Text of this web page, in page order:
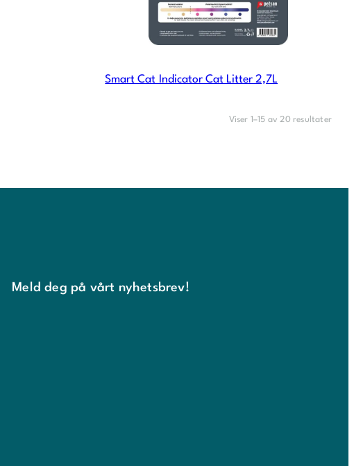
Smart Cat Indicator Cat Litter 2,7L
Viser 1–15 av 20 resultater
Meld deg på vårt nyhetsbrev!